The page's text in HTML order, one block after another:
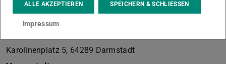
Wann?
10. September 2022, 11:00-17:00
Karolinenplatz 5, 64289 Darmstadt
ALLE AKZEPTIEREN SPEICHERN & SCHLIESSEN
Impressum